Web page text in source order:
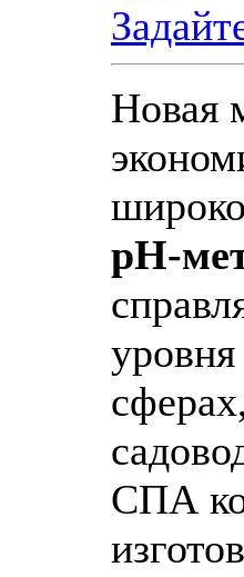
Новая
pH-
СПА